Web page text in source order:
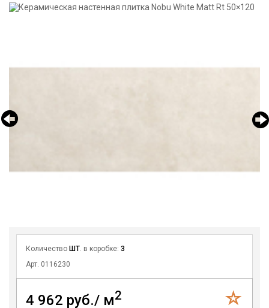
Количество ШТ . в коробке: 3
Арт. 0116230
4 962 руб./ м2